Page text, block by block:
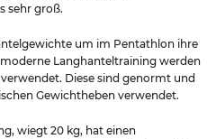
sehr groß.
um im Pentathlon ihre
Langhanteltraining werden
Diese sind genormt und
Gewichtheben verwendet.
wiegt 20 kg, hat einen